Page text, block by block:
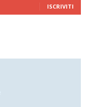
ISCRIVITI